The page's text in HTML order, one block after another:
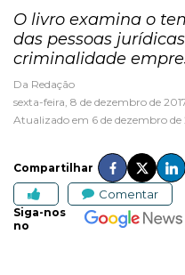
O livro examina o
das pessoas
criminalidade
Da Redação
sexta-feira, 8 de dezembro de
Atualizado em 6 de dezembro de
Compartilhar
Comentar
Siga-nos
no